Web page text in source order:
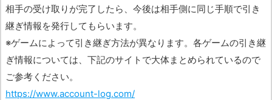
相手の受け取りが完了したら、今後は相手側に同じ手順で引き
継ぎ情報を発行してもらいます。
※ゲームによって引き継ぎ方法が異なります。各ゲームの引き継
ぎ情報については、下記のサイトで大体まとめられているので
ご参考ください。
https://www.account-log.com/